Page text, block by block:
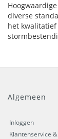
diverse
het
Algemeen
Inloggen
Klantenservice &